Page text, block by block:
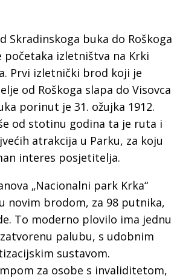
Skradinskoga buka do Roškoga
početaka izletništva na Krki
Prvi izletnički brod koji je
od Roškoga slapa do Visovca
porinut je 31. ožujka 1912.
od stotinu godina ta je ruta i
atrakcija u Parku, za koju
interes posjetitelja.
„Nacionalni park Krka“
novim brodom, za 98 putnika,
To moderno plovilo ima jednu
palubu, s udobnim
sustavom.
za osobe s invaliditetom,